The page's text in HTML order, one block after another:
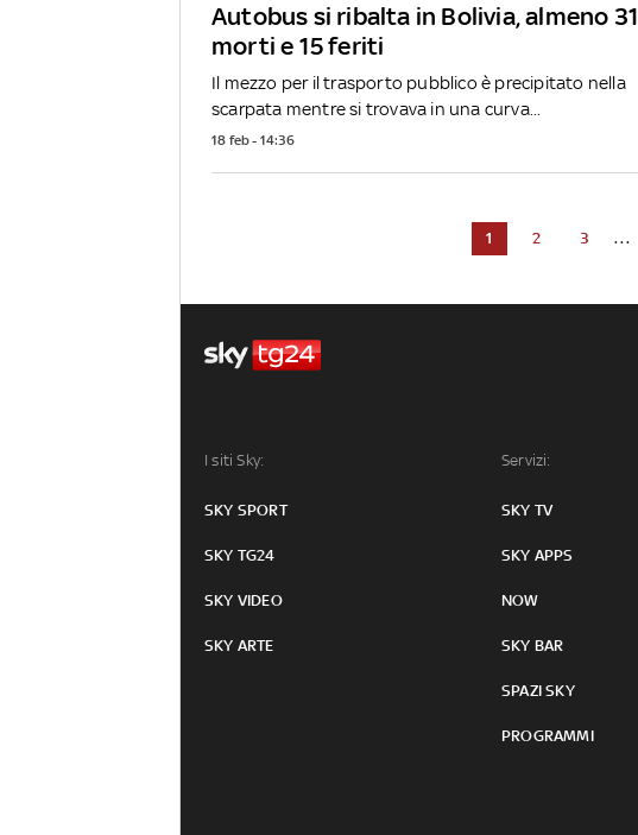
Autobus si ribalta in Bolivia, almeno 31
morti e 15 feriti
Il mezzo per il trasporto pubblico è precipitato nella
scarpata mentre si trovava in una curva...
18 feb - 14:36
1 2 3 ...
I siti Sky:
SKY SPORT
SKY TG24
SKY VIDEO
SKY ARTE
Servizi:
SKY TV
SKY APPS
NOW
SKY BAR
SPAZI SKY
PROGRAMMI